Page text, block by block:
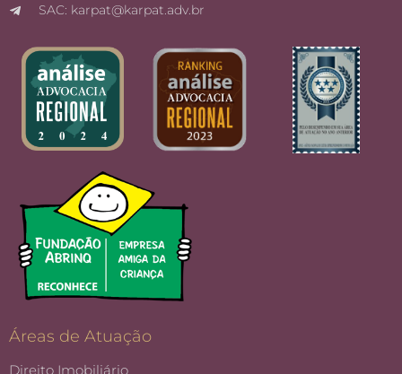
SAC: karpat@karpat.adv.br
Áreas de Atuação
Direito Imobiliário